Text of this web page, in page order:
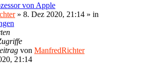
von Apple
» 8. Dez 2020, 21:14 » in
von ManfredRichter
21:14